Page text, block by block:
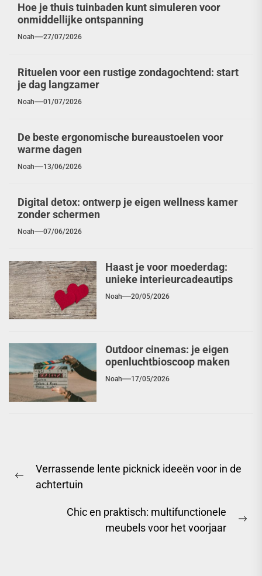
Hoe je thuis tuinbaden kunt simuleren voor
onmiddellijke ontspanning
Noah 27/07/2026
Rituelen voor een rustige zondagochtend: start
je dag langzamer
Noah 01/07/2026
De beste ergonomische bureaustoelen voor
warme dagen
Noah 13/06/2026
Digital detox: ontwerp je eigen wellness kamer
zonder schermen
Noah 07/06/2026
Haast je voor moederdag:
unieke interieurcadeautips
Noah 20/05/2026
Outdoor cinemas: je eigen
openluchtbioscoop maken
Noah 17/05/2026
Previous
Verrassende lente picknick ideeën voor in de
achtertuin
Chic en praktisch: multifunctionele
meubels voor het voorjaar